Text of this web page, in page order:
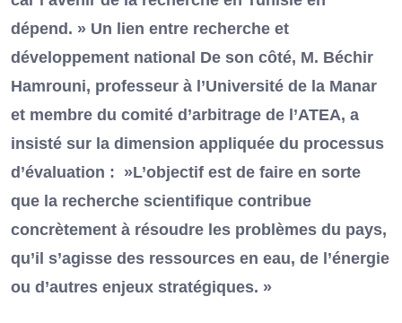
dépend. » Un lien entre recherche et
développement national De son côté, M. Béchir
Hamrouni, professeur à l’Université de la Manar
et membre du comité d’arbitrage de l’ATEA, a
insisté sur la dimension appliquée du processus
d’évaluation : »L’objectif est de faire en sorte
que la recherche scientifique contribue
concrètement à résoudre les problèmes du pays,
qu’il s’agisse des ressources en eau, de l’énergie
ou d’autres enjeux stratégiques. »